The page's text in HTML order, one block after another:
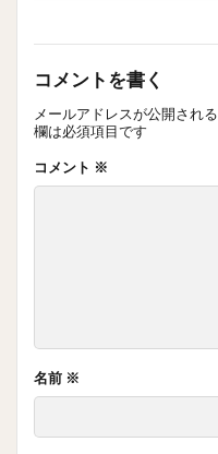
コメントを書く
メールアドレスが公開され
欄は必須項目です
コメント ※
名前 ※